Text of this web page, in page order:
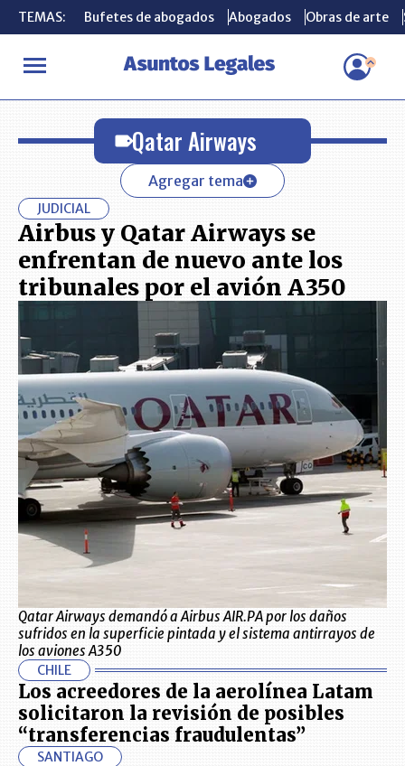
TEMAS: Bufetes de abogados Abogados Obras de arte
INICIO Qatar Airways
TEMAS: Bufetes de abogados Abogados Obras de arte
Qatar Airways
Agregar tema
JUDICIAL
Airbus y Qatar Airways se
enfrentan de nuevo ante los
tribunales por el avión A350
Qatar Airways demandó a Airbus AIR.PA por los daños
sufridos en la superficie pintada y el sistema antirrayos de
los aviones A350
CHILE
Los acreedores de la aerolínea Latam
solicitaron la revisión de posibles
“transferencias fraudulentas”
SANTIAGO